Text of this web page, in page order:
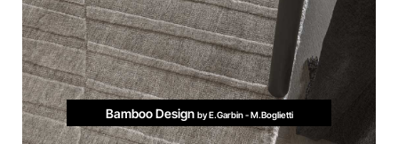
Bamboo Design by E.Garbin - M.Boglietti